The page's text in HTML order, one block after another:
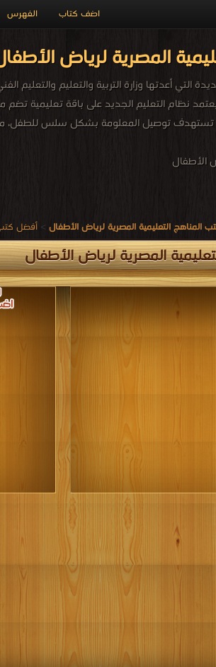
الفهرس اضف كتاب
المصرية لرياض
ويعتمد نظام التعليم الجديد على باقة
تستهدف توصيل المعلومة بشكل سلس للطفل،
الأطفال
المناهج التعليمية المصرية لرياض الأطفال > أفضل كتب
المصرية لرياض الأطفال